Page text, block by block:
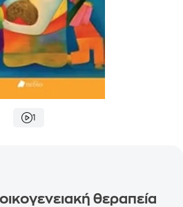
1
θεραπεία